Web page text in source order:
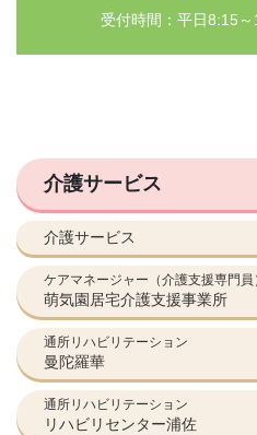
受付時間：平日8:15～
介護サービス
介護サービス
ケアマネージャー（介護支援専門員
萌気園居宅介護支援事業所
通所リハビリテーション
曼陀羅華
通所リハビリテーション
リハビリセンター浦佐